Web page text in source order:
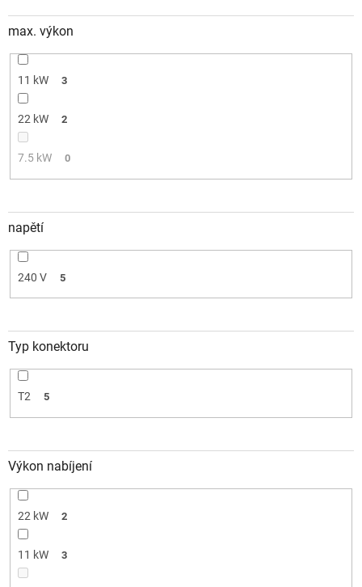
max. výkon
11 kW 3
22 kW 2
7.5 kW 0
napětí
240 V 5
Typ konektoru
T2 5
Výkon nabíjení
22 kW 2
11 kW 3